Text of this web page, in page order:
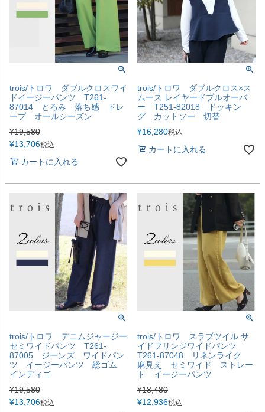
trois/トロワ ダブルクロスワイ
ドイージーパンツ T261-
87014 とろみ 落ち感 ドレ
ープ オールシーズン
¥19,580
¥13,706税込
カートに入れる
trois/トロワ ダブルクロス×ス
ムース レイヤードプルオーバ
ー T251-82018 ドッキン
グ カットソー 切替
¥16,280税込
カートに入れる
trois/トロワ デニムジャージー
セミワイドパンツ T261-
87005 ジーンズ ワイドパン
ツ イージーパンツ 総ゴム
インディゴ
¥19,580
¥13,706税込
trois/トロワ スラブツイル サ
イドフリンジワイドパンツ
T261-87048 リネンライク
麻見え セミワイド ストレー
ト イージーパンツ
¥18,480
¥12,936税込